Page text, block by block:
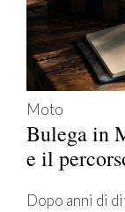
Moto
Bulega in
e il
Dopo anni di